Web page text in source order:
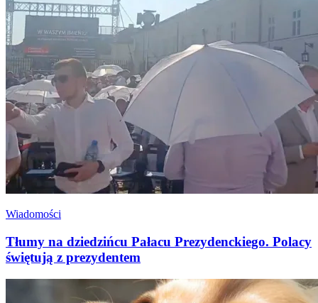
Wiadomości
Tłumy na dziedzińcu Pałacu Prezydenckiego. Polacy
świętują z prezydentem